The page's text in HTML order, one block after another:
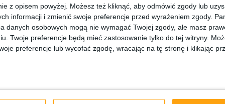
z opisem powyżej. Możesz też kliknąć, aby odmówić zgody lub
informacji i zmienić swoje preferencje przed wyrażeniem zgody.
danych osobowych mogą nie wymagać Twojej zgody, ale masz
Twoje preferencje będą mieć zastosowanie tylko do tej witryny.
preferencje lub wycofać zgodę, wracając na tę stronę i klikając
liczyłem, że ta edycja „Galaktyki” ominie ten krok w
że normalne użytkowanie nie spowoduje
systemu. Z drugiej jednak strony są plusy
przez ostatnie miesiące na pewno
wyśmienitą płynnością „S trójki” w ten sposób w jaki
Wasze egzemplarze sprawują się po paru miesiącach.